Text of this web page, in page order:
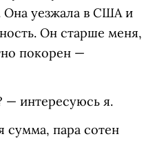
уезжала в США и
Он старше меня,
покорен —
интересуюсь я.
сумма, пара сотен